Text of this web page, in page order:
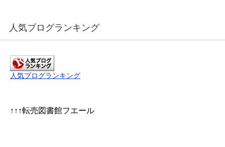
人気ブログランキング
人気ブログランキング
↑↑↑転売図書館フエール